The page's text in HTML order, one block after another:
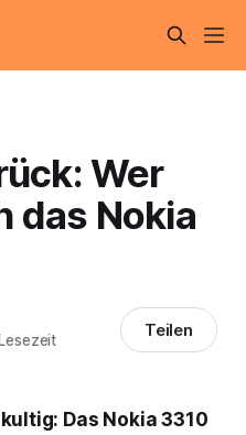
Wer
das Nokia
Teilen
Das Nokia 3310